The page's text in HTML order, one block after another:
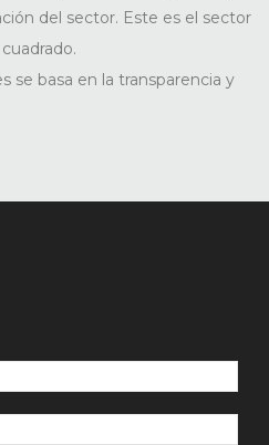
del sector. Este es el sector
se basa en la transparencia y